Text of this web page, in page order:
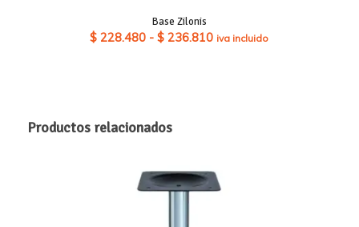
Base Zilonis
$ 228.480 - $ 236.810Rango
iva incluido
Productos relacionados